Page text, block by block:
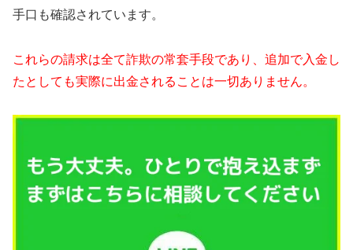
手口も確認されています。
これらの請求は全て詐欺の常套手段であり、追加で入金し
たとしても実際に出金されることは一切ありません。